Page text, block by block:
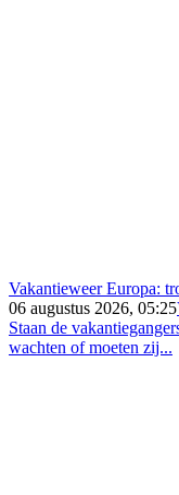
Vakantieweer Europa:
06 augustus 2026, 05:25
Staan de
wachten of moeten zij...